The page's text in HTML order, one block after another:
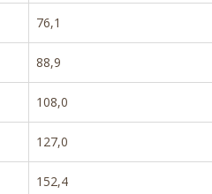
76,1
88,9
108,0
127,0
152,4